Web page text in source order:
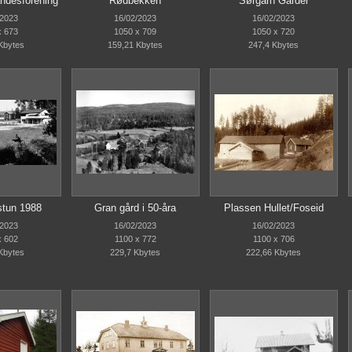
673
16/02/2023
1050 x 709
159,21 Kbytes
16/02/2023
1050 x 720
247,4 Kbytes
1988
602
Gran gård i 50-åra
16/02/2023
1100 x 772
229,7 Kbytes
Plassen Hullet/Foseid
16/02/2023
1100 x 706
222,66 Kbytes